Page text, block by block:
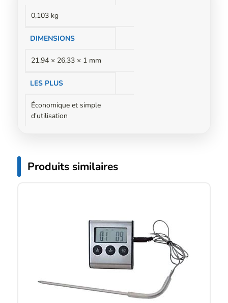
0,103 kg
DIMENSIONS
21,94 × 26,33 × 1 mm
LES PLUS
Économique et simple
d'utilisation
Produits similaires